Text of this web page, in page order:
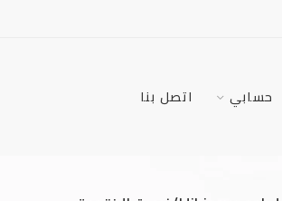
حسابي اتصل بنا